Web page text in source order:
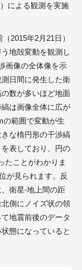
による観測を実施
2015年2月21日）
地殻変動を観測し
画像の全体像を示
日間に発生した衛
数が多いほど地面
は画像全体に広が
の範囲で変動が生
な楕円形の干渉縞
表しており、円の
たことがわかりま
が見られます。反
衛星-地上間の距
側にノイズ状の領
地震前後のデータ
態になっていると